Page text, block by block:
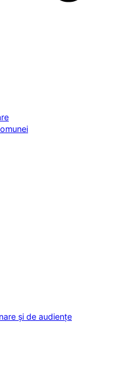
și de audiențe